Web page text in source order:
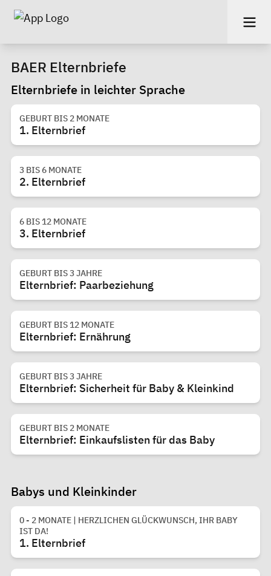
BAER Elternbriefe
Elternbriefe in leichter Sprache
GEBURT BIS 2 MONATE
1. Elternbrief
3 BIS 6 MONATE
2. Elternbrief
6 BIS 12 MONATE
3. Elternbrief
GEBURT BIS 3 JAHRE
Elternbrief: Paarbeziehung
GEBURT BIS 12 MONATE
Elternbrief: Ernährung
GEBURT BIS 3 JAHRE
Elternbrief: Sicherheit für Baby & Kleinkind
GEBURT BIS 2 MONATE
Elternbrief: Einkaufslisten für das Baby
Babys und Kleinkinder
0 - 2 MONATE | HERZLICHEN GLÜCKWUNSCH, IHR BABY
IST DA!
1. Elternbrief